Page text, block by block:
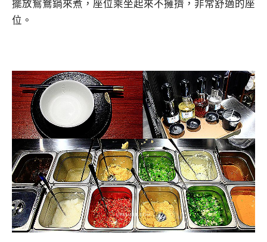
擺放鴛鴦鍋來煮，座位乘坐起來不擁擠，非常舒適的座
位。